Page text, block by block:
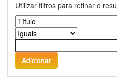
Utilizar filtros para refinar o